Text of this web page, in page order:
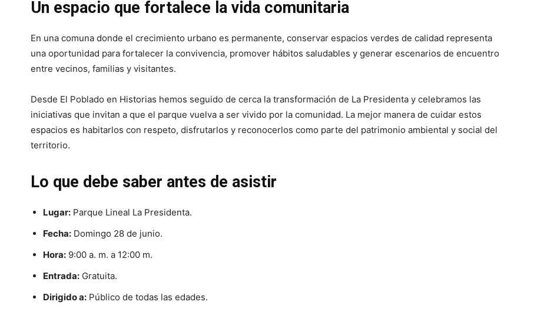
Un espacio que fortalece la vida comunitaria
En una comuna donde el crecimiento urbano es permanente, conservar espacios verdes de calidad representa
una oportunidad para fortalecer la convivencia, promover hábitos saludables y generar escenarios de encuentro
entre vecinos, familias y visitantes.
Desde El Poblado en Historias hemos seguido de cerca la transformación de La Presidenta y celebramos las
iniciativas que invitan a que el parque vuelva a ser vivido por la comunidad. La mejor manera de cuidar estos
espacios es habitarlos con respeto, disfrutarlos y reconocerlos como parte del patrimonio ambiental y social del
territorio.
Lo que debe saber antes de asistir
Lugar: Parque Lineal La Presidenta.
Fecha: Domingo 28 de junio.
Hora: 9:00 a. m. a 12:00 m.
Entrada: Gratuita.
Dirigido a: Público de todas las edades.